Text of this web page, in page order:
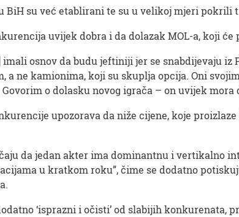
su već etablirani te su u velikoj mjeri pokrili
uvijek dobra i da dolazak MOL-a, koji
imali osnov da budu jeftiniji jer se snabdijevaju
a ne kamionima, koji su skuplja opcija. Oni
o dolasku novog igrača – on uvijek
upozorava da niže cijene, koje
da jedan akter ima dominantnu i vertikalno
u kratkom roku”, čime se dodatno
‘isprazni i očisti’ od slabijih